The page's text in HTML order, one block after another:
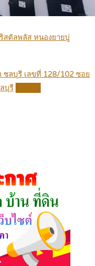
สตัลพลัส หนองยายบู่
ลบุรี เลขที่ 128/102 ซอย
บุรี